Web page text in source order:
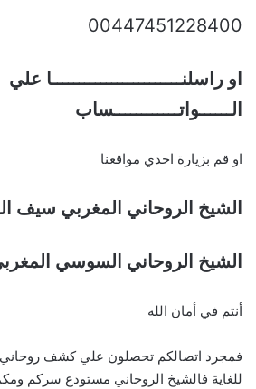
00447451228400
او راسلنــــــــــــــــــــــــا علي
الــــــواتــــــــــــساب
او قم بزيارة احدي مواقعنا
الشيخ الروحاني المغربي سيف
الشيخ الروحاني السوسي
أنتم في أمان الله
فمجرد اتصالكم تحصلون علي كشف
للغاية فالشيخ الروحاني مستودع سركم